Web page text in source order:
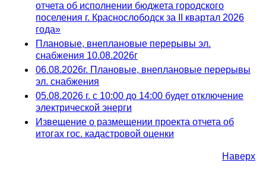
отчета об исполнении бюджета городского
поселения г. Краснослободск за II квартал 2026
года»
Плановые, внеплановые перерывы эл.
снабжения 10.08.2026г
06.08.2026г. Плановые, внеплановые перерывы
эл. снабжения
05.08.2026 г. с 10:00 до 14:00 будет отключение
электрической энерги
Извещение о размещении проекта отчета об
итогах гос. кадастровой оценки
Наверх